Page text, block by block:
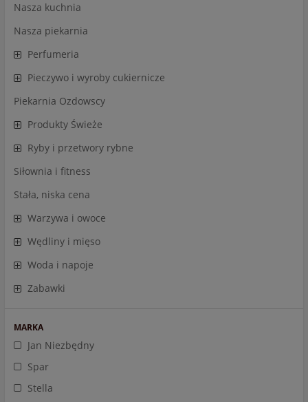
Nasza kuchnia
Nasza piekarnia
Perfumeria
Pieczywo i wyroby cukiernicze
Piekarnia Ozdowscy
Produkty Świeże
Ryby i przetwory rybne
Siłownia i fitness
Stała, niska cena
Warzywa i owoce
Wędliny i mięso
Woda i napoje
Zabawki
MARKA
Jan Niezbędny
Spar
Stella